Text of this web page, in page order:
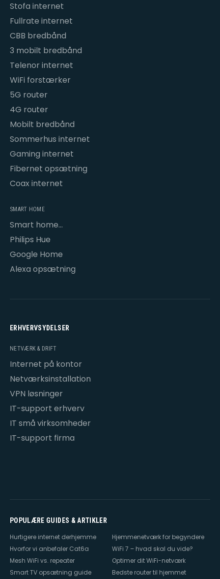
Stofa internet
Fullrate internet
CBB bredbånd
3 mobilt bredbånd
Telenor internet
WiFi forstærker
5G router
4G router
Mobilt bredbånd
Sommerhus internet
Gaming internet
Fibernet opsætning
Coax internet
SMART HOME
Smart home
opsætning
Philips Hue
Google Home
Alexa opsætning
ERHVERVSYDELSER
NETVÆRK & DRIFT
Internet på kontor
Netværksinstallation
VPN løsninger
IT-support erhverv
IT små virksomheder
IT-support firma
POPULÆRE GUIDES & ARTIKLER
Hurtigere internet derhjemme
Hjemmenetværk for begyndere
Hvorfor vi anbefaler Cat6a
WiFi 7 – hvad skal du vide?
Mesh WiFi vs. repeater
Optimer dit WiFi-netværk
Smart TV opsætning guide
Bedste router til hjemmet